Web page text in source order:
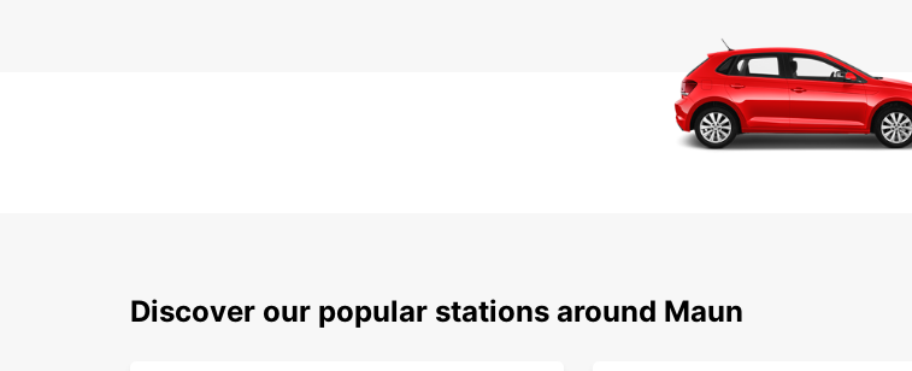
Discover our popular stations around Maun